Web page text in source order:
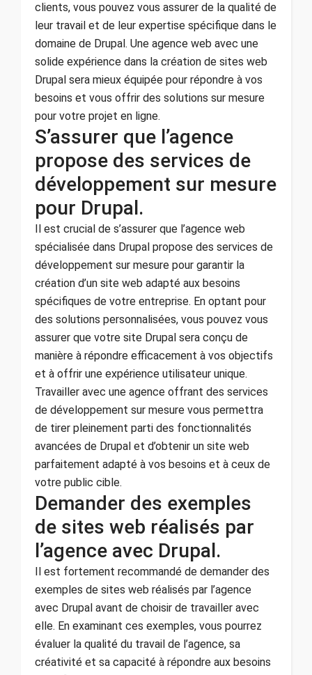
clients, vous pouvez vous assurer de la qualité de
leur travail et de leur expertise spécifique dans le
domaine de Drupal. Une agence web avec une
solide expérience dans la création de sites web
Drupal sera mieux équipée pour répondre à vos
besoins et vous offrir des solutions sur mesure
pour votre projet en ligne.
S’assurer que l’agence
propose des services de
développement sur mesure
pour Drupal.
Il est crucial de s’assurer que l’agence web
spécialisée dans Drupal propose des services de
développement sur mesure pour garantir la
création d’un site web adapté aux besoins
spécifiques de votre entreprise. En optant pour
des solutions personnalisées, vous pouvez vous
assurer que votre site Drupal sera conçu de
manière à répondre efficacement à vos objectifs
et à offrir une expérience utilisateur unique.
Travailler avec une agence offrant des services
de développement sur mesure vous permettra
de tirer pleinement parti des fonctionnalités
avancées de Drupal et d’obtenir un site web
parfaitement adapté à vos besoins et à ceux de
votre public cible.
Demander des exemples
de sites web réalisés par
l’agence avec Drupal.
Il est fortement recommandé de demander des
exemples de sites web réalisés par l’agence
avec Drupal avant de choisir de travailler avec
elle. En examinant ces exemples, vous pourrez
évaluer la qualité du travail de l’agence, sa
créativité et sa capacité à répondre aux besoins